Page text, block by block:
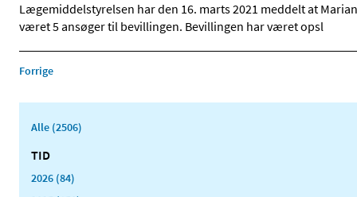
Lægemiddelstyrelsen har den 16. marts 2021 meddelt at
været 5 ansøger til bevillingen. Bevillingen har været opsl
Forrige
Alle (2506)
TID
2026 (84)